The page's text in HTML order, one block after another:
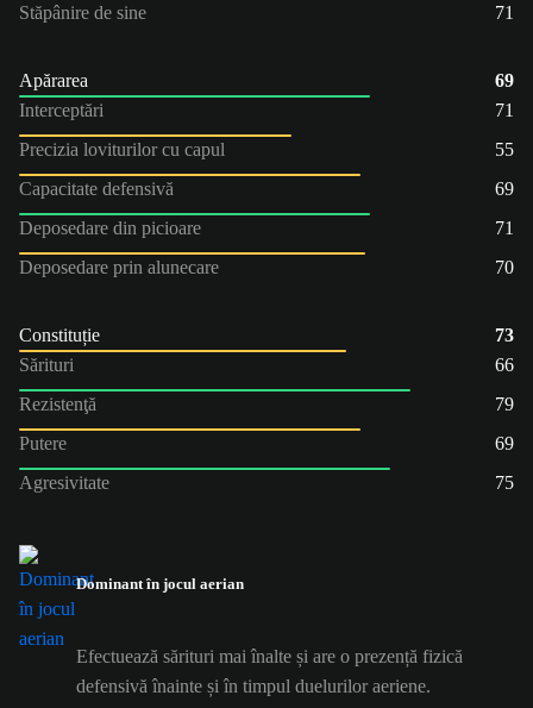
Stăpânire de sine
71
Apărarea
69
Interceptări
71
Precizia loviturilor cu capul
55
Capacitate defensivă
69
Deposedare din picioare
71
Deposedare prin alunecare
70
Constituție
73
Sărituri
66
Rezistenţă
79
Putere
69
Agresivitate
75
Dominant în jocul aerian
Efectuează sărituri mai înalte și are o prezență fizică
defensivă înainte și în timpul duelurilor aeriene.